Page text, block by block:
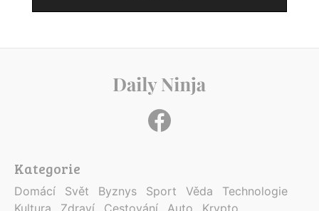
Kategorie
Domácí Svět Byznys Sport Věda
Technologie